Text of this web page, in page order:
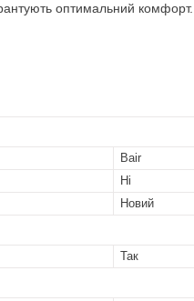
оптимальний комфорт.
Bair
Ні
Новий
Так